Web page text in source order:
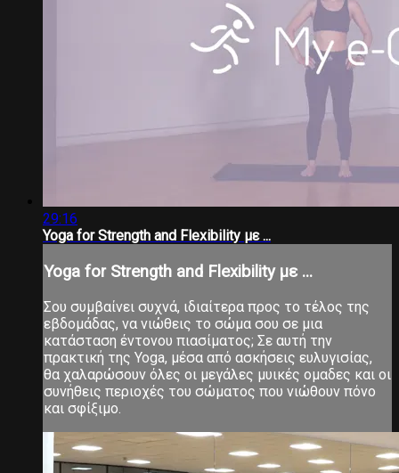
29:16
Yoga for Strength and Flexibility με ...
Yoga for Strength and Flexibility με ...
Σου συμβαίνει συχνά, ιδιαίτερα προς το τέλος της
εβδομάδας, να νιώθεις το σώμα σου σε μια
κατάσταση έντονου πιασίματος; Σε αυτή την
πρακτική της Yoga, μέσα από ασκήσεις ευλυγισίας,
θα χαλαρώσουν όλες οι μεγάλες μυικές ομαδες και οι
συνήθεις περιοχές του σώματος που νιώθουν πόνο
και σφίξιμο.